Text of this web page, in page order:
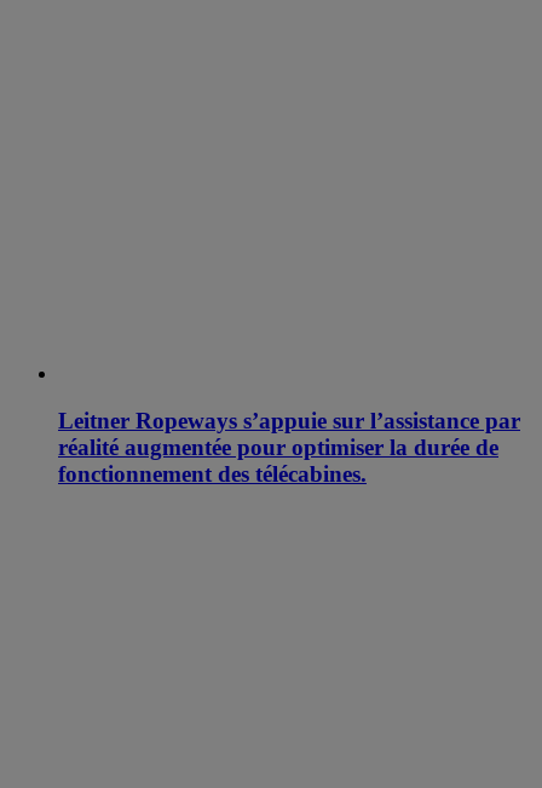
Leitner Ropeways s’appuie sur l’assistance par
réalité augmentée pour optimiser la durée de
fonctionnement des télécabines.